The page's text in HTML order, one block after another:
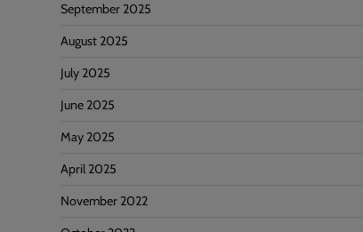
September 2025
August 2025
July 2025
June 2025
May 2025
April 2025
November 2022